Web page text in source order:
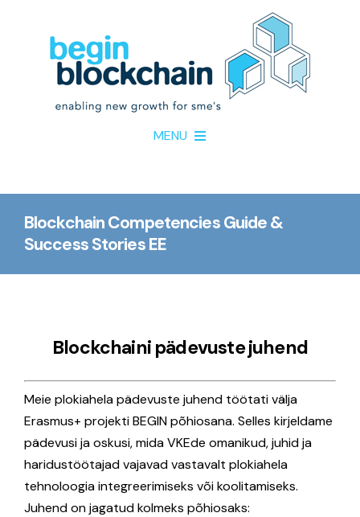
MENU
About
Resources
Blockchain Competencies Guide & Success Stories EN
Blockchain Competencies Guide & Success Stories EE
News
Social Media
Facebook
Blockchain Competencies Guide &
Success Stories EE
Blockchaini pädevuste juhend
Meie plokiahela pädevuste juhend töötati välja
Erasmus+ projekti BEGIN põhiosana. Selles kirjeldame
pädevusi ja oskusi, mida VKEde omanikud, juhid ja
haridustöötajad vajavad vastavalt plokiahela
tehnoloogia integreerimiseks või koolitamiseks.
Juhend on jagatud kolmeks põhiosaks: